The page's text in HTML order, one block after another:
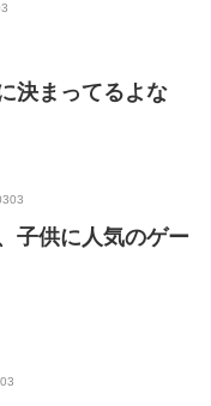
決まってるよな
子供に人気のゲー